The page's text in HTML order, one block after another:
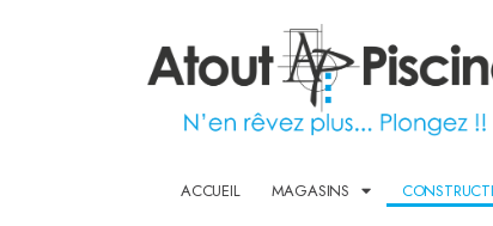
ACCUEIL MAGASINS